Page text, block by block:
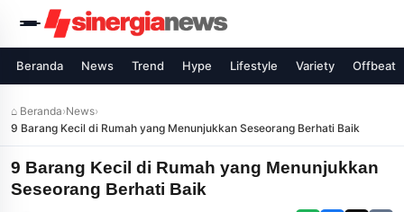
Beranda News Trend Hype Lifestyle Variety Offbeat
⌂ Beranda›News›
9 Barang Kecil di Rumah yang Menunjukkan Seseorang Berhati Baik
9 Barang Kecil di Rumah yang Menunjukkan
Seseorang Berhati Baik